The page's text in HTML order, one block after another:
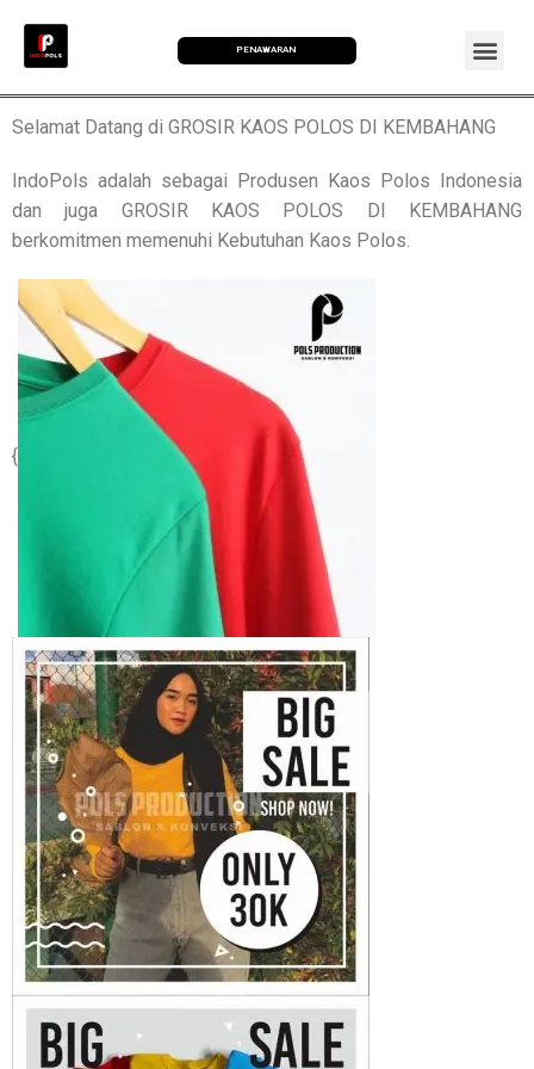
PENAWARAN
Selamat Datang di GROSIR KAOS POLOS DI KEMBAHANG
IndoPols adalah sebagai Produsen Kaos Polos Indonesia
dan juga GROSIR KAOS POLOS DI KEMBAHANG
berkomitmen memenuhi Kebutuhan Kaos Polos.
{